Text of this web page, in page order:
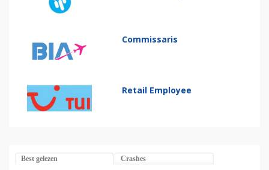
Commissaris
Retail Employee
Best gelezen Crashes